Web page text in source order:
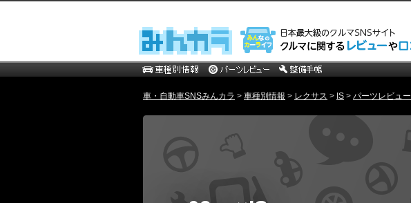
車・自動車SNSみんカラ > 車種別情報 > レクサス > IS > パーツレビュー